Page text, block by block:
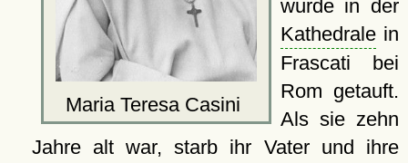
Maria Teresa Casini
wurde in der
Kathedralein
Frascati bei
Rom getauft.
Als sie zehn
Jahre alt war, starb ihr Vater und ihre